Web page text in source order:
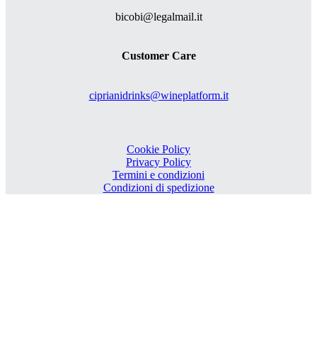
bicobi@legalmail.it
Customer Care
ciprianidrinks@wineplatform.it
Cookie Policy
Privacy Policy
Termini e condizioni
Condizioni di spedizione